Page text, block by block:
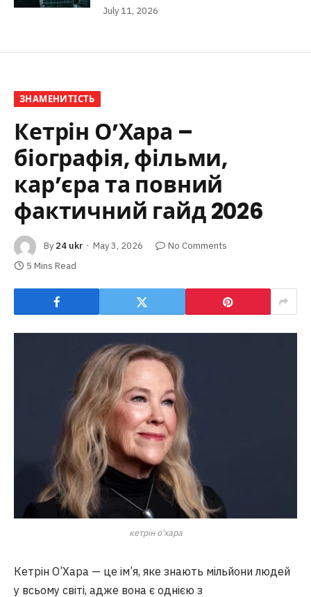
July 11, 2026
ЗНАМЕНИТІСТЬ
Кетрін О’Хара –
біографія, фільми,
кар’єра та повний
фактичний гайд 2026
By 24 ukr May 3, 2026
No Comments
5 Mins Read
кетрін о'хара
Кетрін О’Хара — це ім’я, яке знають мільйони людей
у всьому світі, адже вона є однією з